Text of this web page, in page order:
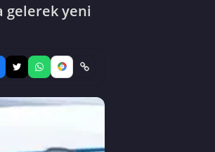
gelerek yeni